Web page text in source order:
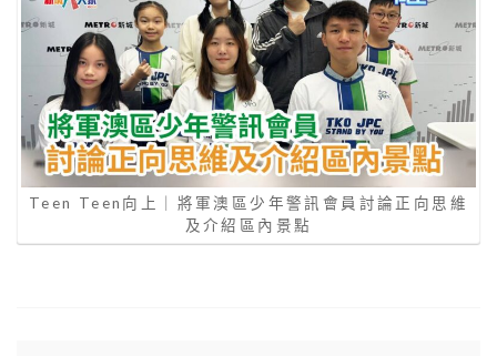
Teen Teen向上｜將軍澳區少年警訊會員討論正向思維
及介紹區內景點